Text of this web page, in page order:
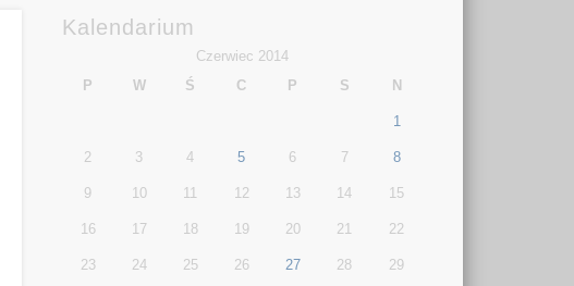
Kalendarium
Czerwiec 2014
P
W Ś C P S N
1
2 3 4 5 6 7 8
9 10 11 12 13 14 15
16 17 18 19 20 21 22
23 24 25 26 27 28 29